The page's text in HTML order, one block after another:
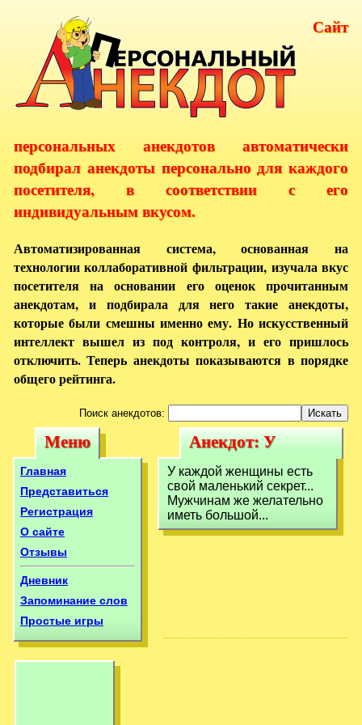
Сайт
персональных анекдотов автоматически
подбирал анекдоты персонально для каждого
посетителя, в соответствии с его
индивидуальным вкусом.
Автоматизированная система, основанная на
технологии коллаборативной фильтрации, изучала вкус
посетителя на основании его оценок прочитанным
анекдотам, и подбирала для него такие анекдоты,
которые были смешны именно ему. Но искусственный
интеллект вышел из под контроля, и его пришлось
отключить. Теперь анекдоты показываются в порядке
общего рейтинга.
Поиск анекдотов:
Меню
Меню
Главная
Представиться
Регистрация
О сайте
Отзывы
Дневник
Запоминание слов
Простые игры
Анекдот: У
каждой женщины
есть свой
маленький
Анекдот: У
каждой женщины
есть свой
маленький
У каждой женщины есть
свой маленький секрет...
Мужчинам же желательно
иметь большой...